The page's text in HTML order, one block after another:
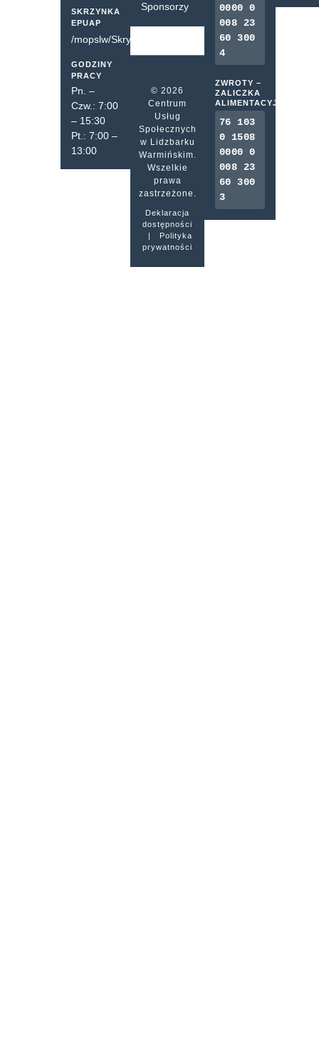
SKRZYNKA
EPUAP
/mopslw/SkrytkaESP
GODZINY
PRACY
Pn. –
Czw.: 7:00
– 15:30
Pt.: 7:00 –
13:00
Sponsorzy
© 2026
Centrum
Usług
Społecznych
w Lidzbarku
Warmińskim.
Wszelkie
prawa
zastrzeżone.
Deklaracja
dostępności
Polityka
prywatności
0000 0
008 23
60 300
4
ZWROTY –
ZALICZKA
ALIMENTACYJNA
76 103
0 1508
0000 0
008 23
60 300
3